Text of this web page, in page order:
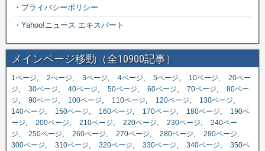
・ プライバシーポリシー
・ Yahoo!ニュース エキスパート
メインページ移動（全10900記事）
1ページ, 2ぺージ, 3ページ, 4ページ, 5ページ, 10ページ, 20ペー
ジ, 30ページ, 40ページ, 50ページ, 60ページ, 70ページ, 80ペー
ジ, 90ページ, 100ページ, 110ページ, 120ページ, 130ページ,
140ページ, 150ページ, 160ページ, 170ページ, 180ページ,
190ペ
ージ, 200ページ, 210ページ, 220ページ, 230ページ, 240ペー
ジ, 250ページ, 260ページ, 270ページ, 280ページ, 290ページ,
300ページ, 310ページ, 320ページ, 330ページ, 340ページ, 350ペ